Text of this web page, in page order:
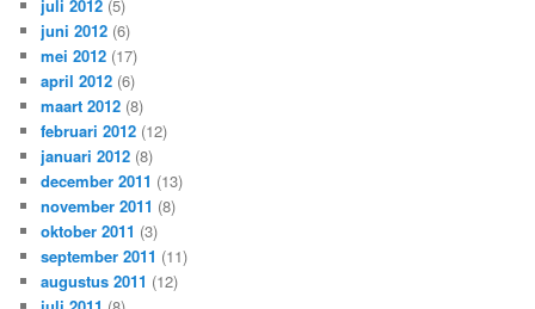
juli 2012 (5)
juni 2012 (6)
mei 2012 (17)
april 2012 (6)
maart 2012 (8)
februari 2012 (12)
januari 2012 (8)
december 2011 (13)
november 2011 (8)
oktober 2011 (3)
september 2011 (11)
augustus 2011 (12)